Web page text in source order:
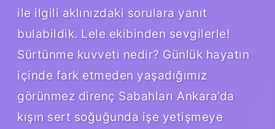
ile ilgili aklınızdaki sorulara yanıt
bulabildik. Lele ekibinden sevgilerle!
Sürtünme kuvveti nedir? Günlük hayatın
içinde fark etmeden yaşadığımız
görünmez direnç Sabahları Ankara’da
kışın sert soğuğunda işe yetişmeye